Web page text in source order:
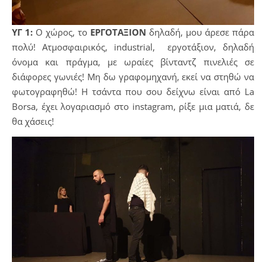
ΥΓ 1: Ο χώρος, το ΕΡΓΟΤΑΞΙΟΝ δηλαδή, μου άρεσε πάρα
πολύ! Ατμοσφαιρικός, industrial, εργοτάξιον, δηλαδή
όνομα και πράγμα, με ωραίες βίνταντζ πινελιές σε
διάφορες γωνιές! Μη δω γραφομηχανή, εκεί να στηθώ να
φωτογραφηθώ! Η τσάντα που σου δείχνω είναι από La
Borsa, έχει λογαριασμό στο instagram, ρίξε μια ματιά, δε
θα χάσεις!